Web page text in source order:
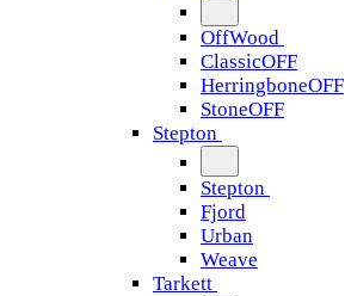
OffWood
ClassicOFF
HerringboneOFF
StoneOFF
Stepton
Stepton
Fjord
Urban
Weave
Tarkett